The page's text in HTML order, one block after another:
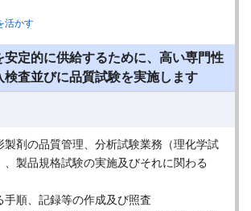
活かす
安定的に供給するために、高い専門性
検査並びに品質試験を実施します
製剤の品質管理、分析試験業務（理化学試
、製品規格試験の実施及びそれに関わる
手順、記録等の作成及び照査